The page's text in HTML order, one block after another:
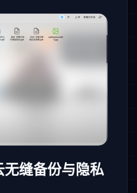
缝备份与隐私